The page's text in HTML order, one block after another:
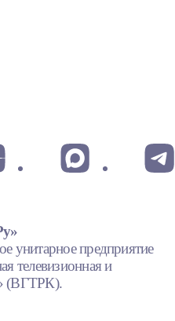
унитарное предприятие
телевизионная и
(ВГТРК).